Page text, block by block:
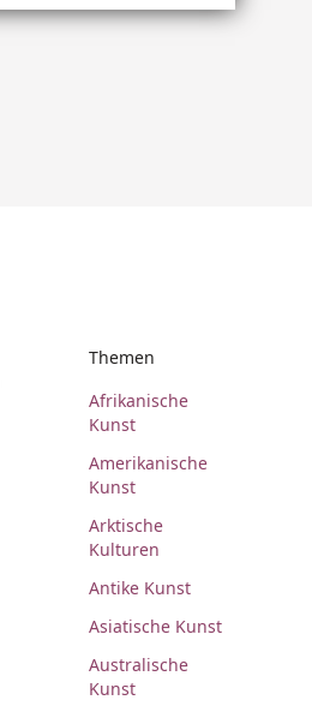
Themen
Afrikanische
Kunst
Amerikanische
Kunst
Arktische
Kulturen
Antike Kunst
Asiatische Kunst
Australische
Kunst